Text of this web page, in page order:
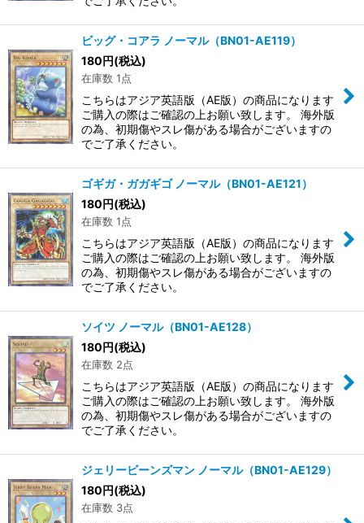
ビッグ・コアラ ノーマル（BN01-AE119）
180円(税込)
在庫数 1点
こちらはアジア英語版（AE版）の商品になります
ご購入の際はご確認の上お願い致します。 海外版
の為、初期傷やスレ傷がある場合がございますの
でご了承ください。
ゴギガ・ガガギゴ ノーマル（BN01-AE121）
180円(税込)
在庫数 1点
こちらはアジア英語版（AE版）の商品になります
ご購入の際はご確認の上お願い致します。 海外版
の為、初期傷やスレ傷がある場合がございますの
でご了承ください。
ソイツ ノーマル（BN01-AE128）
180円(税込)
在庫数 2点
こちらはアジア英語版（AE版）の商品になります
ご購入の際はご確認の上お願い致します。 海外版
の為、初期傷やスレ傷がある場合がございますの
でご了承ください。
ジェリービーンズマン ノーマル（BN01-AE129）
180円(税込)
在庫数 3点